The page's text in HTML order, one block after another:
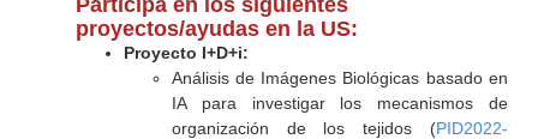
Participa en los siguientes
proyectos/ayudas en la US:
Proyecto I+D+i:
Análisis de Imágenes Biológicas basado en
IA para investigar los mecanismos de
organización de los tejidos (PID2022-